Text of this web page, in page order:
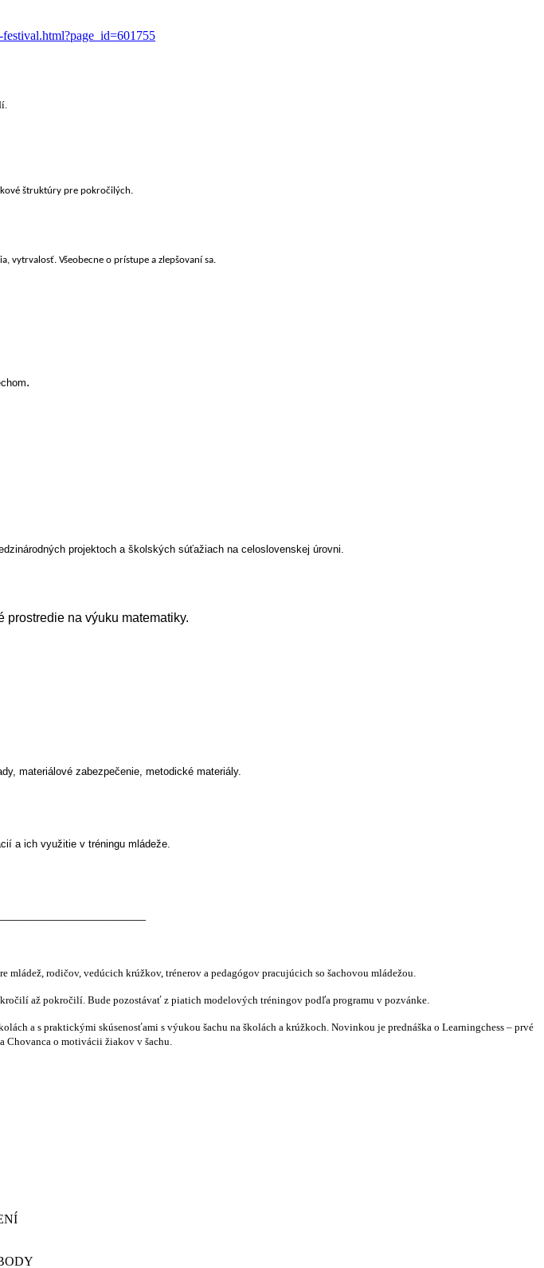
štruktúry pre pokročilých.
vytrvalosť. Všeobecne o prístupe a zlepšovaní sa.
.
projektoch a školských súťažiach na celoslovenskej úrovni.
prostredie na výuku matematiky.
materiálové zabezpečenie, metodické materiály.
a ich využitie v tréningu mládeže.
mládež, rodičov, vedúcich krúžkov, trénerov a pedagógov pracujúcich so šachovou mládežou.
až pokročilí. Bude pozostávať z piatich modelových tréningov podľa programu v pozvánke.
a s praktickými skúsenosťami s výukou šachu na školách a krúžkoch. Novinkou je prednáška o Learningchess – prvé
Chovanca o motivácii žiakov v šachu.